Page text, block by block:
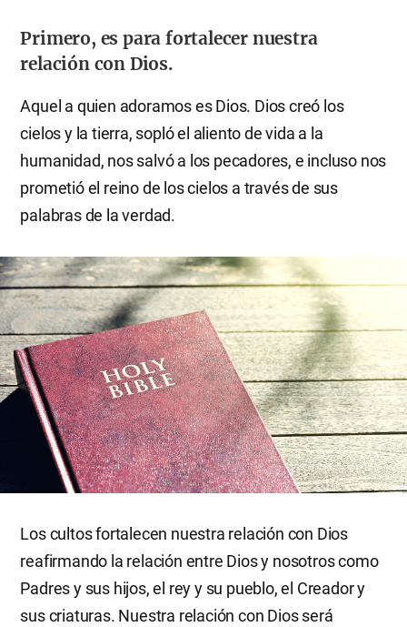
Primero, es para fortalecer nuestra
relación con Dios.
Aquel a quien adoramos es Dios. Dios creó los
cielos y la tierra, sopló el aliento de vida a la
humanidad, nos salvó a los pecadores, e incluso nos
prometió el reino de los cielos a través de sus
palabras de la verdad.
Los cultos fortalecen nuestra relación con Dios
reafirmando la relación entre Dios y nosotros como
Padres y sus hijos, el rey y su pueblo, el Creador y
sus criaturas. Nuestra relación con Dios será